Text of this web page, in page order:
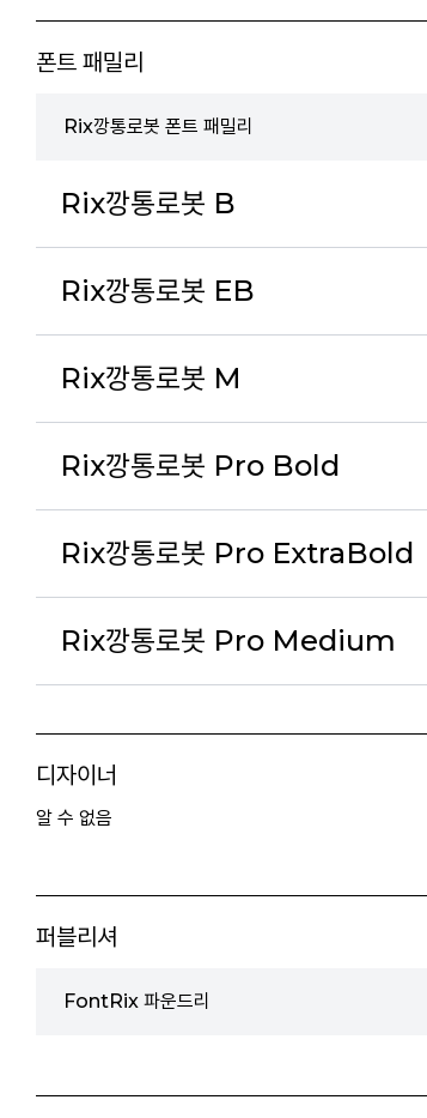
폰트 패밀리
Rix깡통로봇 폰트 패밀리
Rix깡통로봇 B
Rix깡통로봇 EB
Rix깡통로봇 M
Rix깡통로봇 Pro Bold
Rix깡통로봇 Pro ExtraBold
Rix깡통로봇 Pro Medium
디자이너
알 수 없음
퍼블리셔
FontRix 파운드리